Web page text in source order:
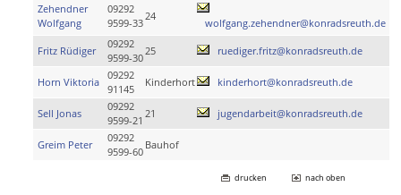
Zehendner
Wolfgang
09292
9599-33
24
wolfgang.zehendner@konradsreuth.de
Fritz Rüdiger
09292
9599-30
25 ruediger.fritz@konradsreuth.de
Horn Viktoria
09292
91145
Kinderhort kinderhort@konradsreuth.de
Sell Jonas
09292
9599-21
21 jugendarbeit@konradsreuth.de
Greim Peter
09292
9599-60
Bauhof
drucken nach oben